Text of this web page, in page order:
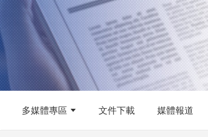
多媒體專區 文件下載 媒體報道